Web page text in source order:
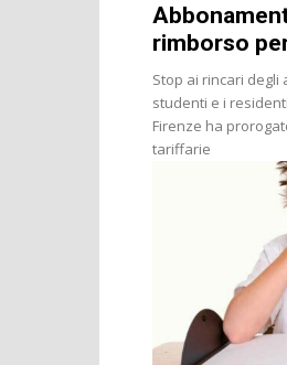
rimborso
Stop ai rincari
studenti e i
Firenze ha
tariffarie